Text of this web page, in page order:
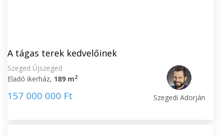
A tágas terek kedvelőinek
Szeged Újszeged
Eladó ikerház, 189 m2
157 000 000 Ft Szegedi Adorján